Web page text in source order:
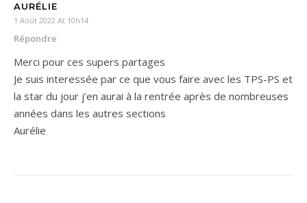
AURÉLIE
1 Août 2022 At 10h14
Répondre
Merci pour ces supers partages
Je suis interessée par ce que vous faire avec les TPS-PS et
la star du jour j’en aurai à la rentrée après de nombreuses
années dans les autres sections
Aurélie